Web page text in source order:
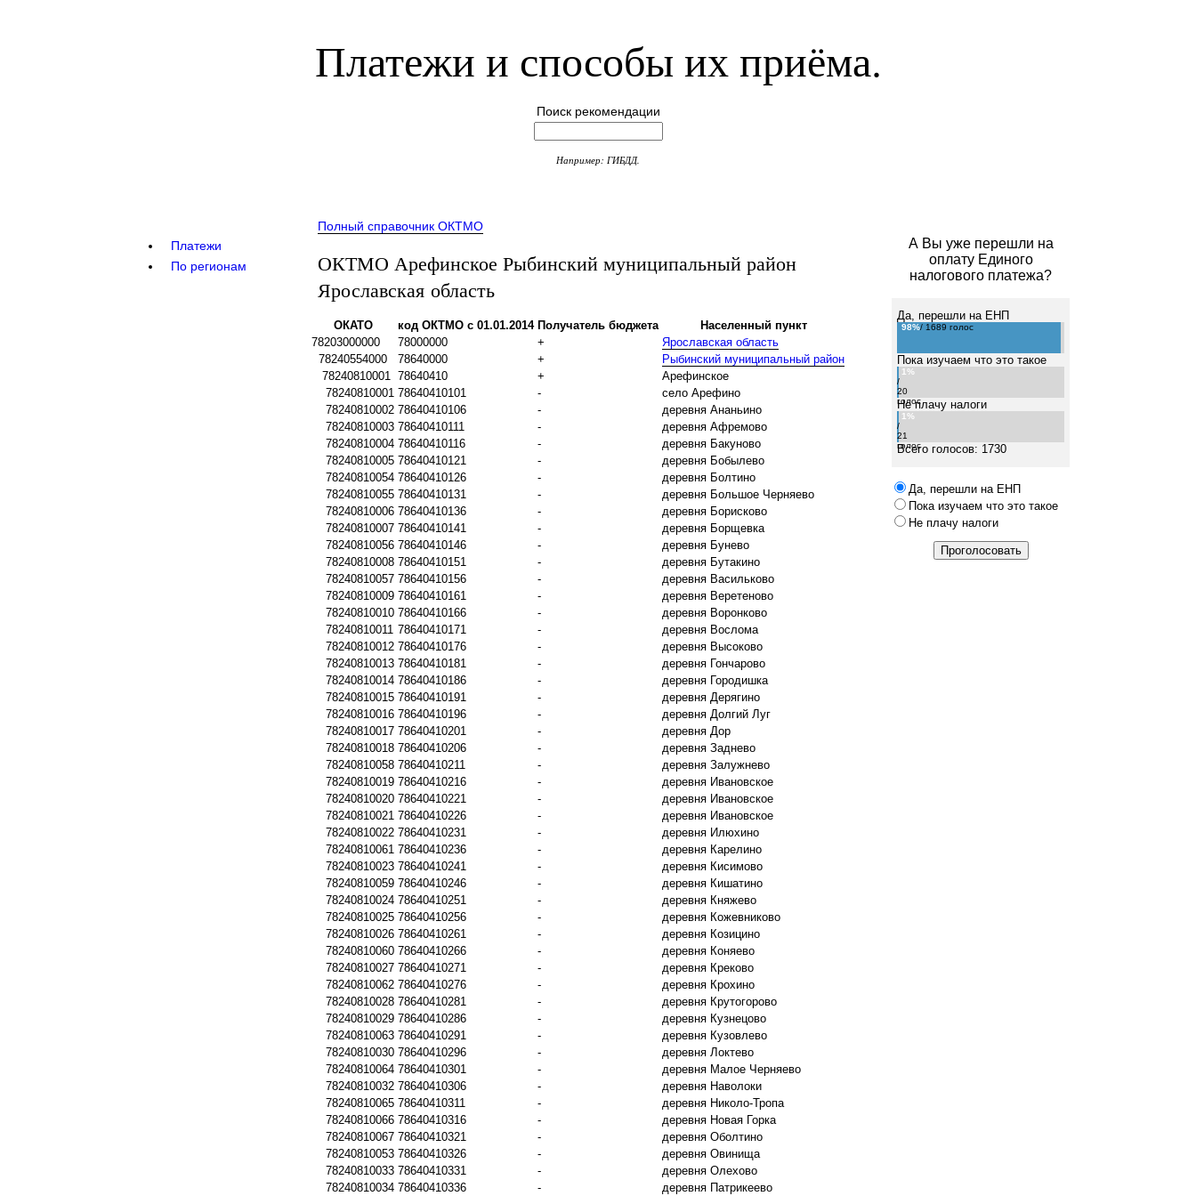
Платежи и способы их приёма.
Поиск рекомендации
Например: ГИБДД.
Платежи
По регионам
А Вы уже перешли на
оплату Единого
налогового платежа?
Да, перешли на ЕНП
98%/ 1689 голос
Пока изучаем что это такое
1%
/
20
голос
Не плачу налоги
1%
/
21
голос
Всего голосов: 1730
Да, перешли на ЕНП
Пока изучаем что это такое
Не плачу налоги
Полный справочник ОКТМО
ОКТМО Арефинское Рыбинский муниципальный район
Ярославская область
ОКАТО код ОКТМО с 01.01.2014 Получатель бюджета
Населенный пункт
78203000000
78000000 +
Ярославская область
78240554000
78640000 +
Рыбинский муниципальный район
78240810001 78640410 +
Арефинское
78240810001 78640410101 -
село Арефино
78240810002 78640410106 -
деревня Ананьино
78240810003 78640410111 -
деревня Афремово
78240810004 78640410116 -
деревня Бакуново
78240810005 78640410121 -
деревня Бобылево
78240810054 78640410126 -
деревня Болтино
78240810055 78640410131 -
деревня Большое Черняево
78240810006 78640410136 -
деревня Борисково
78240810007 78640410141 -
деревня Борщевка
78240810056 78640410146 -
деревня Бунево
78240810008 78640410151 -
деревня Бутакино
78240810057 78640410156 -
деревня Васильково
78240810009 78640410161 -
деревня Веретеново
78240810010 78640410166 -
деревня Воронково
78240810011 78640410171 -
деревня Вослома
78240810012 78640410176 -
деревня Высоково
78240810013 78640410181 -
деревня Гончарово
78240810014 78640410186 -
деревня Городишка
78240810015 78640410191 -
деревня Дерягино
78240810016 78640410196 -
деревня Долгий Луг
78240810017 78640410201 -
деревня Дор
78240810018 78640410206 -
деревня Заднево
78240810058 78640410211 -
деревня Залужнево
78240810019 78640410216 -
деревня Ивановское
78240810020 78640410221 -
деревня Ивановское
78240810021 78640410226 -
деревня Ивановское
78240810022 78640410231 -
деревня Илюхино
78240810061 78640410236 -
деревня Карелино
78240810023 78640410241 -
деревня Кисимово
78240810059 78640410246 -
деревня Кишатино
78240810024 78640410251 -
деревня Княжево
78240810025 78640410256 -
деревня Кожевниково
78240810026 78640410261 -
деревня Козицино
78240810060 78640410266 -
деревня Коняево
78240810027 78640410271 -
деревня Креково
78240810062 78640410276 -
деревня Крохино
78240810028 78640410281 -
деревня Крутогорово
78240810029 78640410286 -
деревня Кузнецово
78240810063 78640410291 -
деревня Кузовлево
78240810030 78640410296 -
деревня Локтево
78240810064 78640410301 -
деревня Малое Черняево
78240810032 78640410306 -
деревня Наволоки
78240810065 78640410311 -
деревня Николо-Тропа
78240810066 78640410316 -
деревня Новая Горка
78240810067 78640410321 -
деревня Оболтино
78240810053 78640410326 -
деревня Овинища
78240810033 78640410331 -
деревня Олехово
78240810034 78640410336 -
деревня Патрикеево